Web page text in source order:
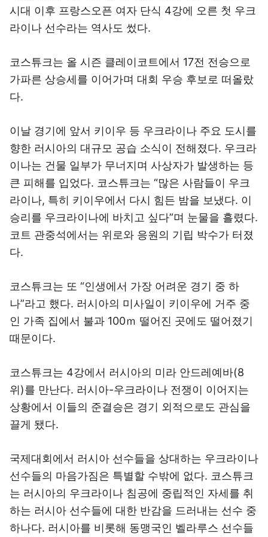
시대 이후 프랑스오픈 여자 단식 4강에 오른 첫 우크
라이나 선수라는 역사도 썼다.
코스튜크는 올 시즌 클레이코트에서 17전 전승으로
가파른 상승세를 이어가며 대회 우승 후보로 떠올랐
다.
이날 경기에 앞서 키이우 등 우크라이나 주요 도시를
향한 러시아의 대규모 공습 소식이 전해졌다. 우크라
이나는 건물 일부가 무너지며 사상자가 발생하는 등
큰 피해를 입었다. 코스튜크는 “많은 사람들이 우크
라이나, 특히 키이우에서 다시 힘든 밤을 보냈다. 이
승리를 우크라이나에 바치고 싶다”며 눈물을 흘렸다.
코트 관중석에서는 위로와 응원의 기립 박수가 터졌
다.
코스튜크는 또 “인생에서 가장 어려운 경기 중 하
나”라고 했다. 러시아의 미사일이 키이우에 거주 중
인 가족 집에서 불과 100ｍ 떨어진 곳에도 떨어졌기
때문이다.
코스튜크는 4강에서 러시아의 미라 안드레예바(8
위)를 만난다. 러시아-우크라이나 전쟁이 이어지는
상황에서 이들의 준결승은 경기 외적으로도 관심을
끌게 됐다.
국제대회에서 러시아 선수들을 상대하는 우크라이나
선수들의 마음가짐은 특별할 수밖에 없다. 코스튜크
는 러시아의 우크라이나 침공에 중립적인 자세를 취
하는 러시아 선수들에 대한 반감을 드러내는 선수 중
하나다. 러시아를 비롯해 동맹국인 벨라루스 선수들